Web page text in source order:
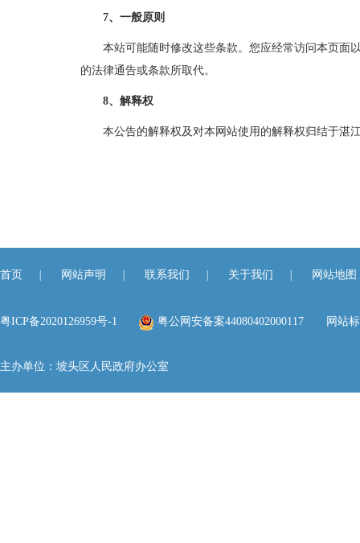
7、一般原则
本站可能随时修改这些条款。您应经常访问本页面以
的法律通告或条款所取代。
8、解释权
本公告的解释权及对本网站使用的解释权归结于湛
首页 网站声明 联系我们 关于我们 网站地图
粤ICP备2020126959号-1 粤公网安备案44080402000117 网站
主办单位：坡头区人民政府办公室